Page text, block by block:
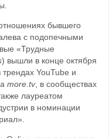
бывшего
с подопечными
«Трудные
) вышли в конце октября
трендах YouTube и
more.tv, в сообществах
лауреатом
в номинации